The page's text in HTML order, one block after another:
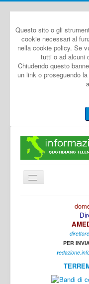
Questo sito o gli
cookie necessari al
nella cookie policy. Se
tutti o ad alcuni
Chiudendo questo
un link o proseguendo
Cambia
navigazione
PER
r